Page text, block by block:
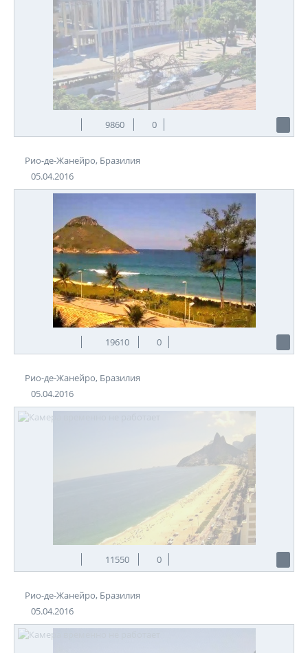
9860 0
Рио-де-Жанейро, Бразилия
05.04.2016
19610 0
Рио-де-Жанейро, Бразилия
05.04.2016
11550 0
Рио-де-Жанейро, Бразилия
05.04.2016